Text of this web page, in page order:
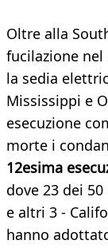
Oltre alla
fucilazione nel
la sedia
Mississippi e
esecuzione
morte i
12esima
dove 23 dei
e altri 3 -
hanno